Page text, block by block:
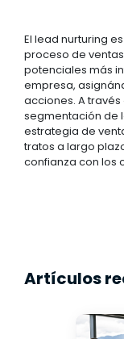
El lead nurturing
proceso de
potenciales más
empresa,
acciones. A
segmentación de
estrategia de
tratos a largo
confianza con los
Artículos